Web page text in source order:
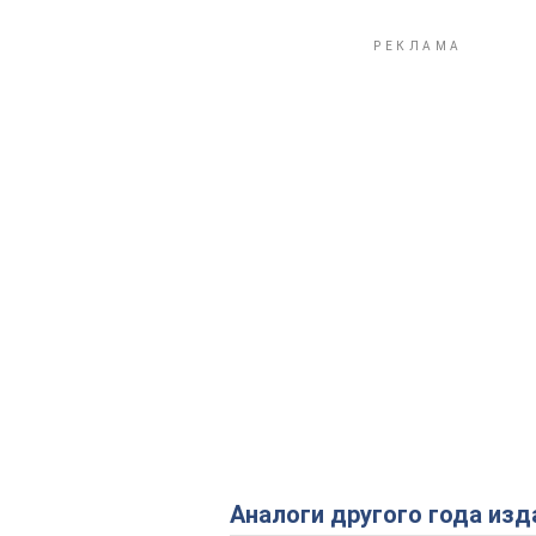
Аналоги другого года